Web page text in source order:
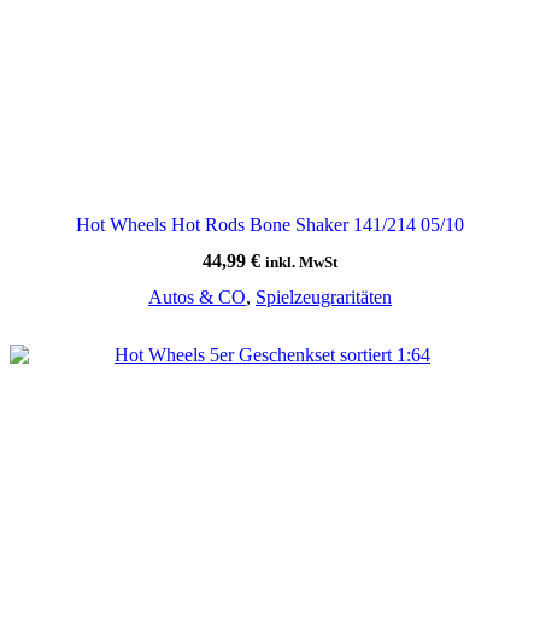
Hot Wheels Hot Rods Bone Shaker 141/214 05/10
44,99 € inkl. MwSt
Autos & CO, Spielzeugraritäten